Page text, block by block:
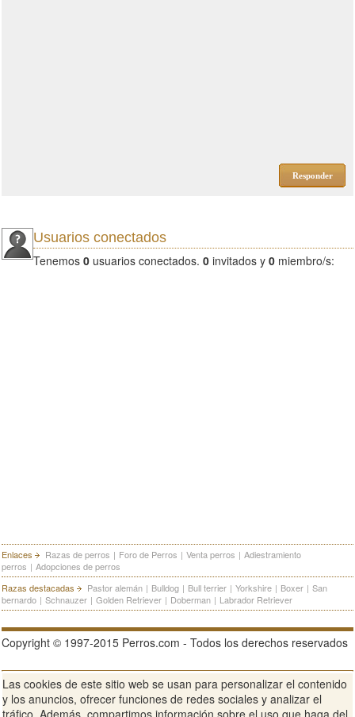
Responder
Usuarios conectados
Tenemos 0 usuarios conectados. 0 invitados y 0 miembro/s:
Enlaces Razas de perros | Foro de Perros | Venta perros | Adiestramiento
perros | Adopciones de perros
Razas destacadas
Pastor alemán | Bulldog | Bull terrier | Yorkshire | Boxer | San
bernardo | Schnauzer | Golden Retriever | Doberman | Labrador Retriever
Copyright © 1997-2015 Perros.com - Todos los derechos reservados
Publicidad en Perros.com | Contacte | Aviso Legal Política de
privacidad | Condiciones de uso
Las cookies de este sitio web se usan para personalizar el contenido
y los anuncios, ofrecer funciones de redes sociales y analizar el
tráfico. Además, compartimos información sobre el uso que haga del